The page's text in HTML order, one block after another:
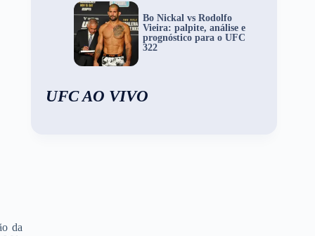
da
Bo Nickal vs Rodolfo
Vieira: palpite, análise e
prognóstico para o UFC
322
UFC AO VIVO